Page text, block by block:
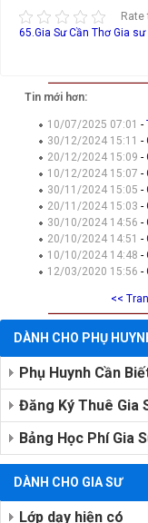
65.Gia Sư Cần Thơ Gia sư
Tin mới hơn:
10/07/2025 07:01-
30/12/2024 15:11-
20/12/2024 15:09-
10/12/2024 15:07-
30/11/2024 15:05-
20/11/2024 15:03-
30/10/2024 14:56-
20/10/2024 14:51-
10/10/2024 14:48-
12/03/2020 15:56-
<<
DÀNH CHO PHỤ
Phụ Huynh Cần
Đăng Ký Thuê Gia
Bảng Học Phí Gia
DÀNH CHO GIA SƯ
Lớp dạy hiện có